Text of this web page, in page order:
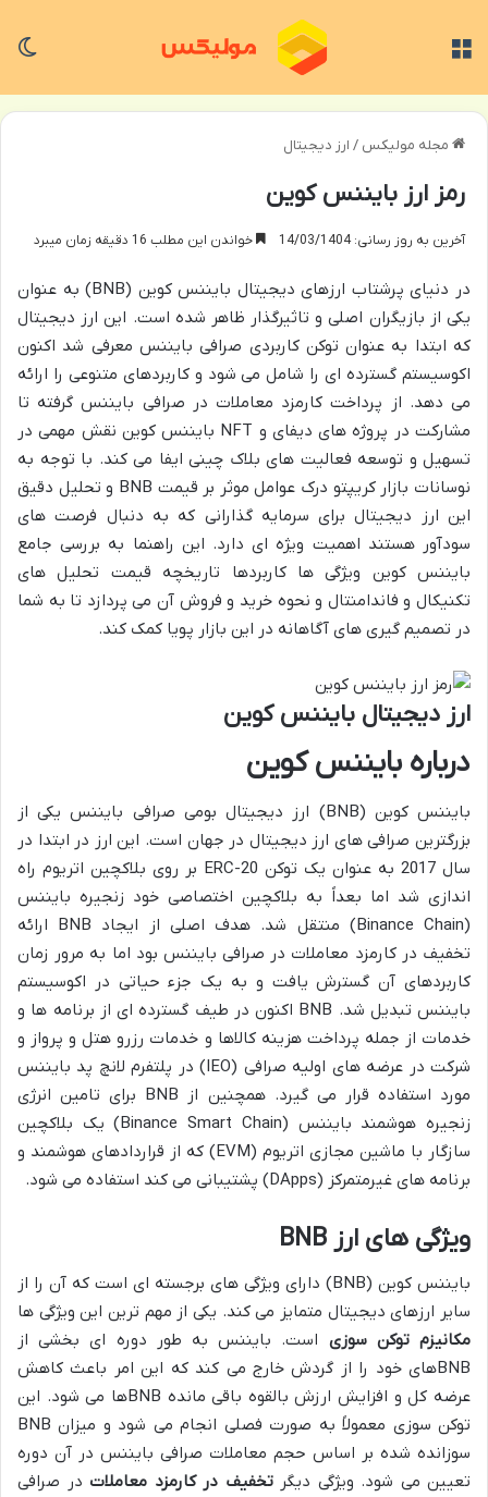
مجله مولیکس / ارز دیجیتال
رمز ارز بایننس کوین
آخرین به روز رسانی: 14/03/1404 خواندن این مطلب 16 دقیقه زمان میبرد
در دنیای پرشتاب ارزهای دیجیتال بایننس کوین (BNB) به عنوان
یکی از بازیگران اصلی و تاثیرگذار ظاهر شده است. این ارز دیجیتال
که ابتدا به عنوان توکن کاربردی صرافی بایننس معرفی شد اکنون
اکوسیستم گسترده ای را شامل می شود و کاربردهای متنوعی را ارائه
می دهد. از پرداخت کارمزد معاملات در صرافی بایننس گرفته تا
مشارکت در پروژه های دیفای و NFT بایننس کوین نقش مهمی در
تسهیل و توسعه فعالیت های بلاک چینی ایفا می کند. با توجه به
نوسانات بازار کریپتو درک عوامل موثر بر قیمت BNB و تحلیل دقیق
این ارز دیجیتال برای سرمایه گذارانی که به دنبال فرصت های
سودآور هستند اهمیت ویژه ای دارد. این راهنما به بررسی جامع
بایننس کوین ویژگی ها کاربردها تاریخچه قیمت تحلیل های
تکنیکال و فاندامنتال و نحوه خرید و فروش آن می پردازد تا به شما
در تصمیم گیری های آگاهانه در این بازار پویا کمک کند.
ارز دیجیتال بایننس کوین
درباره بایننس کوین
بایننس کوین (BNB) ارز دیجیتال بومی صرافی بایننس یکی از
بزرگترین صرافی های ارز دیجیتال در جهان است. این ارز در ابتدا در
سال 2017 به عنوان یک توکن ERC-20 بر روی بلاکچین اتریوم راه
اندازی شد اما بعداً به بلاکچین اختصاصی خود زنجیره بایننس
(Binance Chain) منتقل شد. هدف اصلی از ایجاد BNB ارائه
تخفیف در کارمزد معاملات در صرافی بایننس بود اما به مرور زمان
کاربردهای آن گسترش یافت و به یک جزء حیاتی در اکوسیستم
بایننس تبدیل شد. BNB اکنون در طیف گسترده ای از برنامه ها و
خدمات از جمله پرداخت هزینه کالاها و خدمات رزرو هتل و پرواز و
شرکت در عرضه های اولیه صرافی (IEO) در پلتفرم لانچ پد بایننس
مورد استفاده قرار می گیرد. همچنین از BNB برای تامین انرژی
زنجیره هوشمند بایننس (Binance Smart Chain) یک بلاکچین
سازگار با ماشین مجازی اتریوم (EVM) که از قراردادهای هوشمند و
برنامه های غیرمتمرکز (DApps) پشتیبانی می کند استفاده می شود.
ویژگی های ارز BNB
بایننس کوین (BNB) دارای ویژگی های برجسته ای است که آن را از
سایر ارزهای دیجیتال متمایز می کند. یکی از مهم ترین این ویژگی ها
مکانیزم توکن سوزی است. بایننس به طور دوره ای بخشی از
BNBهای خود را از گردش خارج می کند که این امر باعث کاهش
عرضه کل و افزایش ارزش بالقوه باقی مانده BNBها می شود. این
توکن سوزی معمولاً به صورت فصلی انجام می شود و میزان BNB
سوزانده شده بر اساس حجم معاملات صرافی بایننس در آن دوره
تعیین می شود. ویژگی دیگرتخفیف در کارمزد معاملات در صرافی